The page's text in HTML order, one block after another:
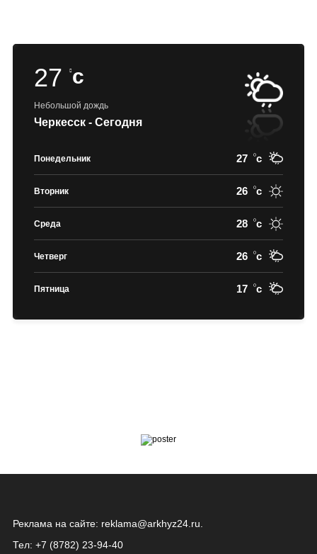
27 c
Небольшой дождь
Черкесск - Сегодня
Понедельник 27 c
Вторник 26 c
Среда 28 c
Четверг 26 c
Пятница 17 c
Реклама на сайте: reklama@arkhyz24.ru
Тел: +7 (8782) 23‑94‑40